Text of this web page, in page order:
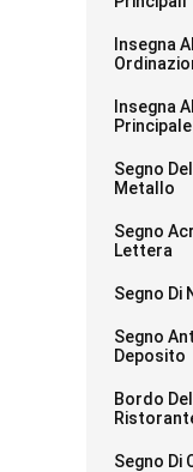
Insegna
Insegna
Principale
Segno
Metallo
Segno
Lettera
Segno Di
Segno
Deposito
Bordo
Segno Di